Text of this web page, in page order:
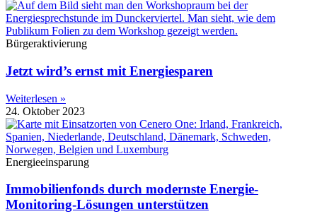
Bürgeraktivierung
Jetzt wird’s ernst mit Energiesparen
Weiterlesen »
24. Oktober 2023
Energieeinsparung
Immobilienfonds durch modernste Energie-
Monitoring-Lösungen unterstützen